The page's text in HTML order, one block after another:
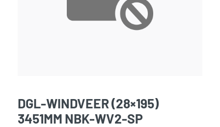
DGL-WINDVEER (28×195)
3451MM NBK-WV2-SP